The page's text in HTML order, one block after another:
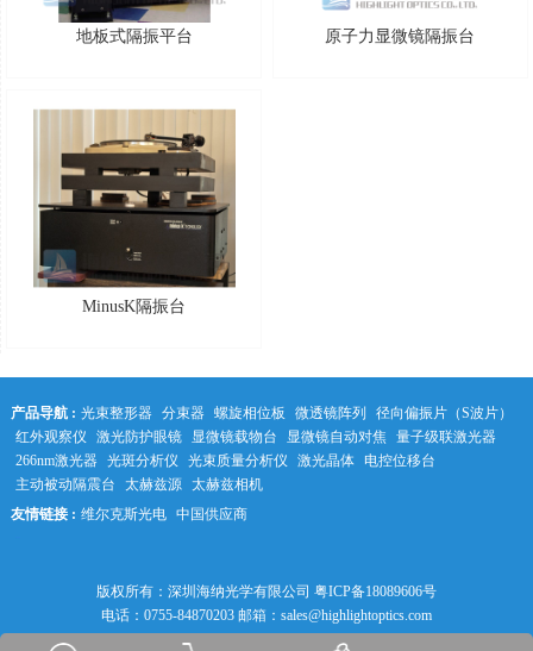
地板式隔振平台 原子力显微镜隔振台
MinusK隔振台
产品导航 : 光束整形器 分束器 螺旋相位板 微透镜阵列
径向偏振片（S波片）
红外观察仪
激光防护眼镜 显微镜载物台 显微镜自动对焦 量子级联激光器
266nm激光器 光斑分析仪 光束质量分析仪 激光晶体
电控位移台
主动被动隔震台
太赫兹源 太赫兹相机
友情链接 : 维尔克斯光电 中国供应商
版权所有：深圳海纳光学有限公司 粤ICP备18089606号
电话：0755-84870203 邮箱：sales@highlightoptics.com